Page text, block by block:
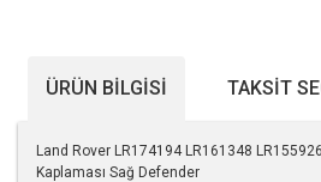
ÜRÜN BILGISI TAKSIT
Land Rover LR174194 LR161348
Kaplaması Sağ Defender